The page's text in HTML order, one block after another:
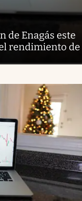
de Enagás este
rendimiento de